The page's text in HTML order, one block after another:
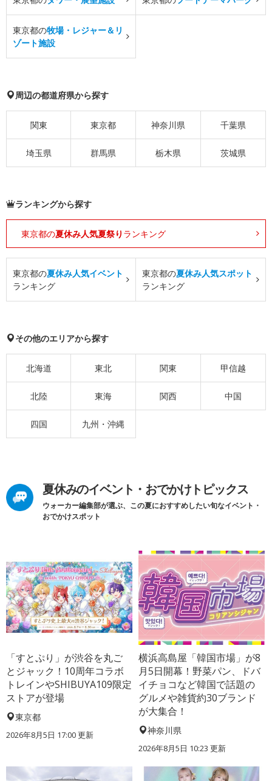
東京都の牧場・レジャー＆リ
ゾート施設
周辺の都道府県から探す
関東 東京都 神奈川県 千葉県
埼玉県 群馬県 栃木県 茨城県
ランキングから探す
東京都の夏休み人気夏祭り ランキング
東京都の夏休み人気イベント
ランキング
東京都の夏休み人気スポット
ランキング
その他のエリアから探す
北海道 東北 関東 甲信越
北陸 東海 関西 中国
四国 九州・沖縄
夏休みのイベント・おでかけトピックス
ウォーカー編集部が選ぶ、この夏におすすめしたい旬なイベント・
おでかけスポット
「すとぷり」が渋谷を丸ご
とジャック！10周年コラボ
トレインやSHIBUYA109限定
ストアが登場
東京都
2026年8月5日 17:00更新
横浜高島屋「韓国市場」が8
月5日開幕！野菜パン、ドバ
イチョコなど韓国で話題の
グルメや雑貨約30ブランド
が大集合！
神奈川県
2026年8月5日 10:23 更新